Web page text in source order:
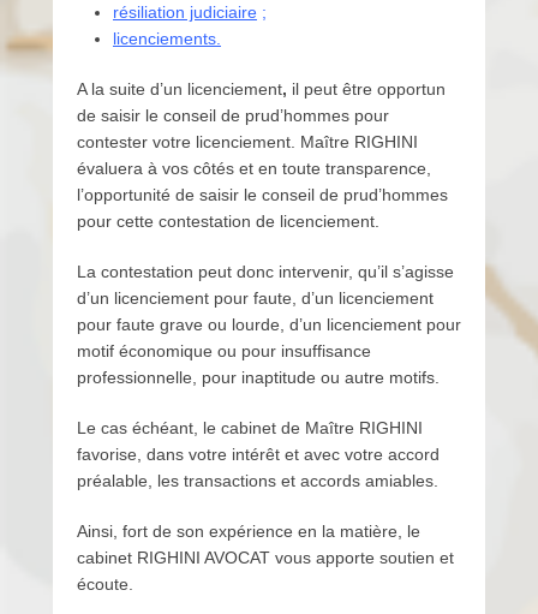
résiliation judiciaire ;
licenciements.
A la suite d’un licenciement, il peut être opportun
de saisir le conseil de prud’hommes pour
contester votre licenciement. Maître RIGHINI
évaluera à vos côtés et en toute transparence,
l’opportunité de saisir le conseil de prud’hommes
pour cette contestation de licenciement.
La contestation peut donc intervenir, qu’il s’agisse
d’un licenciement pour faute, d’un licenciement
pour faute grave ou lourde, d’un licenciement pour
motif économique ou pour insuffisance
professionnelle, pour inaptitude ou autre motifs.
Le cas échéant, le cabinet de Maître RIGHINI
favorise, dans votre intérêt et avec votre accord
préalable, les transactions et accords amiables.
Ainsi, fort de son expérience en la matière, le
cabinet RIGHINI AVOCAT vous apporte soutien et
écoute.